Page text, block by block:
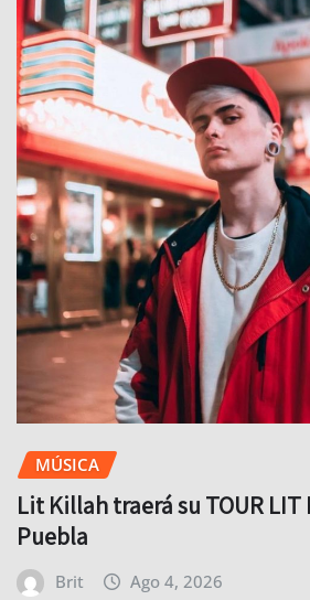
MÚSICA
Lit Killah traerá su TOUR LIT
Puebla
Brit Ago 4, 2026